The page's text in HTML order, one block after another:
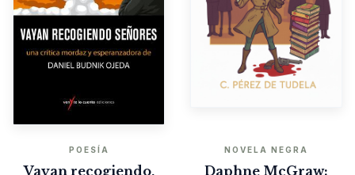
POESÍA
Vayan recogiendo,
NOVELA NEGRA
Daphne McGraw: